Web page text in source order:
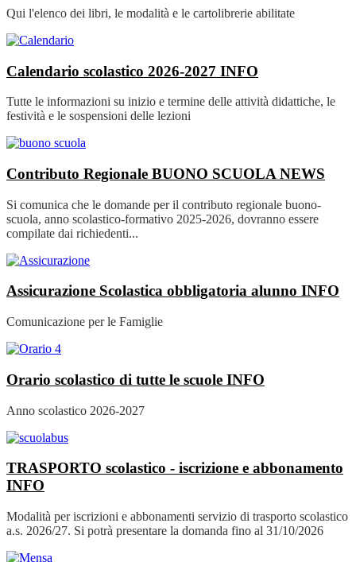
Qui l'elenco dei libri, le modalità e le cartolibrerie abilitate
Calendario scolastico 2026-2027 INFO
Tutte le informazioni su inizio e termine delle attività didattiche, le
festività e le sospensioni delle lezioni
Contributo Regionale BUONO SCUOLA NEWS
Si comunica che le domande per il contributo regionale buono-
scuola, anno scolastico-formativo 2025-2026, dovranno essere
compilate dai richiedenti...
Assicurazione Scolastica obbligatoria alunno INFO
Comunicazione per le Famiglie
Orario scolastico di tutte le scuole INFO
Anno scolastico 2026-2027
TRASPORTO scolastico - iscrizione e abbonamento
INFO
Modalità per iscrizioni e abbonamenti servizio di trasporto scolastico
a.s. 2026/27. Si potrà presentare la domanda fino al 31/10/2026